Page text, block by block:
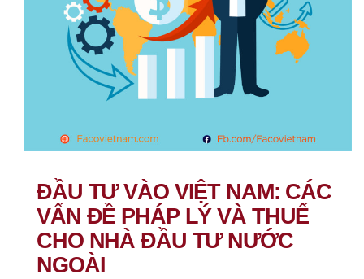
ĐẦU TƯ VÀO VIỆT NAM: CÁC
VẤN ĐỀ PHÁP LÝ VÀ THUẾ
CHO NHÀ ĐẦU TƯ NƯỚC
NGOÀI